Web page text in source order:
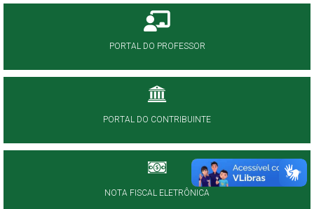
PORTAL DO PROFESSOR
PORTAL DO CONTRIBUINTE
NOTA FISCAL ELETRÔNICA